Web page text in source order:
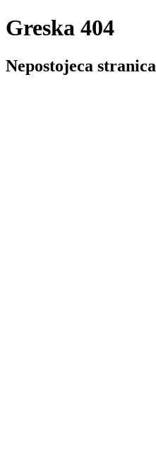
Greska 404
Nepostojeca stranica